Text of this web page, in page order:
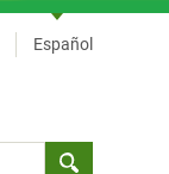
Español